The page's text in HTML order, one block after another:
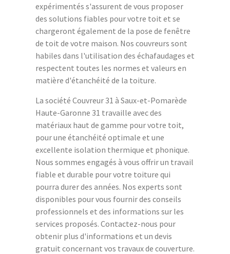
expérimentés s'assurent de vous proposer
des solutions fiables pour votre toit et se
chargeront également de la pose de fenêtre
de toit de votre maison. Nos couvreurs sont
habiles dans l'utilisation des échafaudages et
respectent toutes les normes et valeurs en
matière d'étanchéité de la toiture.
La société Couvreur 31 à Saux-et-Pomarède
Haute-Garonne 31 travaille avec des
matériaux haut de gamme pour votre toit,
pour une étanchéité optimale et une
excellente isolation thermique et phonique.
Nous sommes engagés à vous offrir un travail
fiable et durable pour votre toiture qui
pourra durer des années. Nos experts sont
disponibles pour vous fournir des conseils
professionnels et des informations sur les
services proposés. Contactez-nous pour
obtenir plus d'informations et un devis
gratuit concernant vos travaux de couverture.